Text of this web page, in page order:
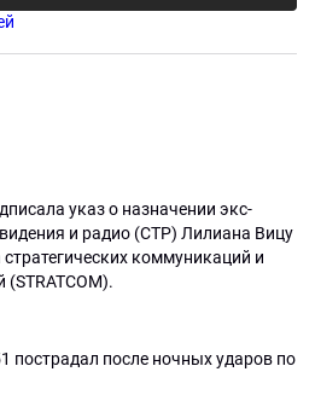
указ о назначении экс-
и радио (СТР) Лилиана Вицу
коммуникаций и
пострадал после ночных ударов по